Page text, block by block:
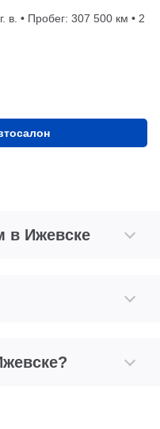
в. • Пробег: 307 500 км • 2
в Ижевске